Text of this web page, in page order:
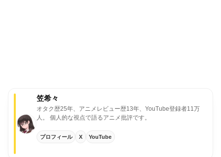
笠希々
オタク歴25年、アニメレビュー歴13年、YouTube登録者11万
人。
個人的な視点で語るアニメ批評です。
プロフィール X YouTube